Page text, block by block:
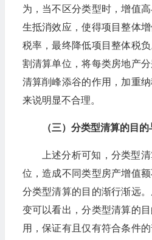
为，当不区分类型时，增值
生抵消效应，使得项目整体
税率，最终降低项目整体税
割清算单位，将每类房地产
清算削峰添谷的作用，加重
来说明显不合理。
（三）分类型清算的目
上述分析可知，分类型
位，造成不同类型房产增值
分类型清算的目的渐行渐远
变可以看出，分类型清算的
用，保证有且仅有符合条件